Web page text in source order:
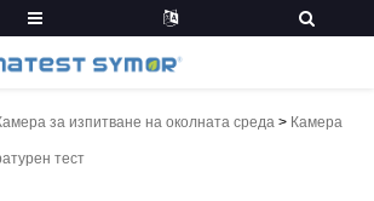
за изпитване на околната среда > Камера
тест